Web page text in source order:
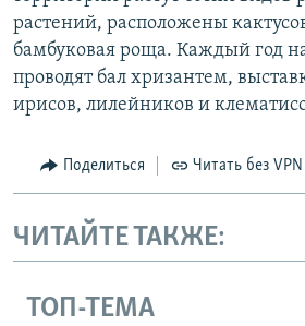
растений, расположены
бамбуковая роща. Каждый год
проводят бал хризантем,
ирисов, лилейников и
Поделиться Читать без VPN
ЧИТАЙТЕ ТАКЖЕ:
ТОП-ТЕМА